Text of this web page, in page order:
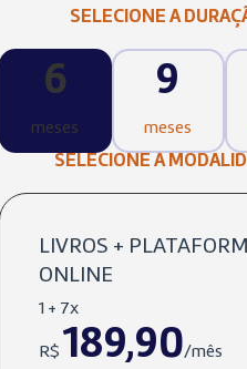
SELECIONE A
6
meses
9
meses
SELECIONE A
LIVROS +
ONLINE
1 + 7x
R$ 189,90/mês